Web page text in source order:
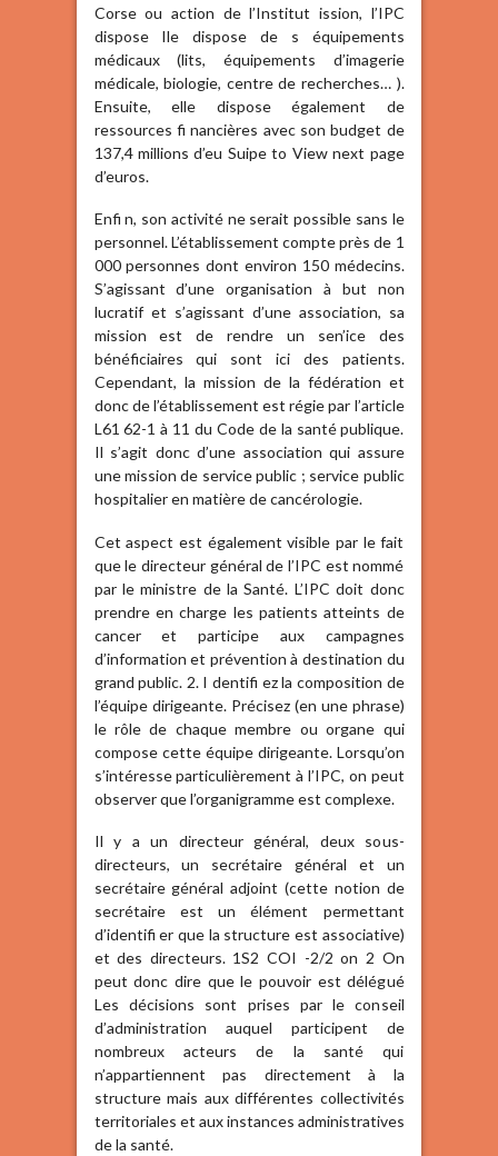
Corse ou action de l’Institut ission, l’IPC
dispose Ile dispose de s équipements
médicaux (lits, équipements d’imagerie
médicale, biologie, centre de recherches… ).
Ensuite, elle dispose également de
ressources fi nancières avec son budget de
137,4 millions d’eu Suipe to View next page
d’euros.
Enfi n, son activité ne serait possible sans le
personnel. L’établissement compte près de 1
000 personnes dont environ 150 médecins.
S’agissant d’une organisation à but non
lucratif et s’agissant d’une association, sa
mission est de rendre un sen’ice des
bénéficiaires qui sont ici des patients.
Cependant, la mission de la fédération et
donc de l’établissement est régie par l’article
L61 62-1 à 11 du Code de la santé publique.
Il s’agit donc d’une association qui assure
une mission de service public ; service public
hospitalier en matière de cancérologie.
Cet aspect est également visible par le fait
que le directeur général de l’IPC est nommé
par le ministre de la Santé. L’IPC doit donc
prendre en charge les patients atteints de
cancer et participe aux campagnes
d’information et prévention à destination du
grand public. 2. I dentifi ez la composition de
l’équipe dirigeante. Précisez (en une phrase)
le rôle de chaque membre ou organe qui
compose cette équipe dirigeante. Lorsqu’on
s’intéresse particulièrement à l’IPC, on peut
observer que l’organigramme est complexe.
Il y a un directeur général, deux sous-
directeurs, un secrétaire général et un
secrétaire général adjoint (cette notion de
secrétaire est un élément permettant
d’identifi er que la structure est associative)
et des directeurs. 1S2 COI -2/2 on 2 On
peut donc dire que le pouvoir est délégué
Les décisions sont prises par le conseil
d’administration auquel participent de
nombreux acteurs de la santé qui
n’appartiennent pas directement à la
structure mais aux différentes collectivités
territoriales et aux instances administratives
de la santé.